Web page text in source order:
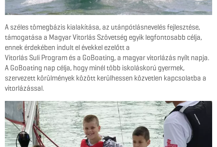
A széles tömegbázis kialakítása, az utánpótlásnevelés fejlesztése,
támogatása a Magyar Vitorlás Szövetség egyik legfontosabb célja,
ennek érdekében indult el évekkel ezelőtt a
Vitorlás Suli Program és a GoBoating, a magyar vitorlázás nyílt napja.
A GoBoating nap célja, hogy minél több iskoláskorú gyermek,
szervezett körülmények között kerülhessen közvetlen kapcsolatba a
vitorlázással.